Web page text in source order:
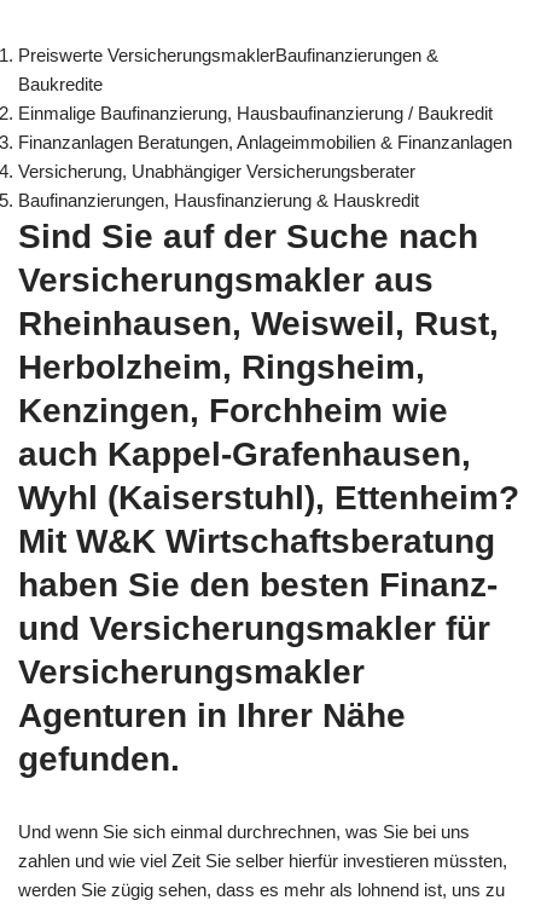
Preiswerte VersicherungsmaklerBaufinanzierungen &
Baukredite
Einmalige Baufinanzierung, Hausbaufinanzierung / Baukredit
Finanzanlagen Beratungen, Anlageimmobilien & Finanzanlagen
Versicherung, Unabhängiger Versicherungsberater
Baufinanzierungen, Hausfinanzierung & Hauskredit
Sind Sie auf der Suche nach
Versicherungsmakler aus
Rheinhausen, Weisweil, Rust,
Herbolzheim, Ringsheim,
Kenzingen, Forchheim wie
auch Kappel-Grafenhausen,
Wyhl (Kaiserstuhl), Ettenheim?
Mit W&K Wirtschaftsberatung
haben Sie den besten Finanz-
und Versicherungsmakler für
Versicherungsmakler
Agenturen in Ihrer Nähe
gefunden.
Und wenn Sie sich einmal durchrechnen, was Sie bei uns
zahlen und wie viel Zeit Sie selber hierfür investieren müssten,
werden Sie zügig sehen, dass es mehr als lohnend ist, uns zu